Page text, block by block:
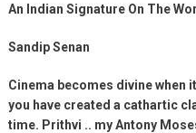
An Indian Signature On The
Sandip Senan
Cinema becomes divine when
you have created a cathartic
time. Prithvi .. my Antony